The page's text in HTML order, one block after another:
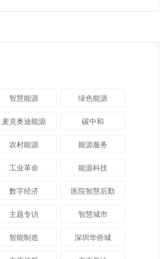
智慧能源 绿色能源
麦克奥迪能源 碳中和
农村能源 能源服务
工业革命 能源科技
数字经济 医院智慧后勤
主题专访 智慧城市
智能制造 深圳华侨城